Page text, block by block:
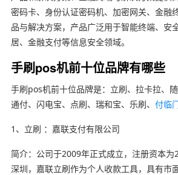
密码卡、身份认证密码机、加密网关、金融
品与解决方案，产品广泛用于智能终端、安
居、金融支付等信息安全领域。
手刷pos机前十位品牌有哪些
手刷pos机前十位品牌是：立刷、拉卡拉、随
通付、闪电宝、点刷、瑞和宝、乐刷、 付临
1、立刷 ：嘉联支付有限公司
简介：公司于2009年正式成立，注册资本为
深圳，嘉联立刷作为个人收款工具，具有市